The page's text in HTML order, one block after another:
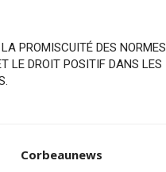
PROMISCUITÉ DES NORMES
LE DROIT POSITIF DANS LES
Corbeaunews